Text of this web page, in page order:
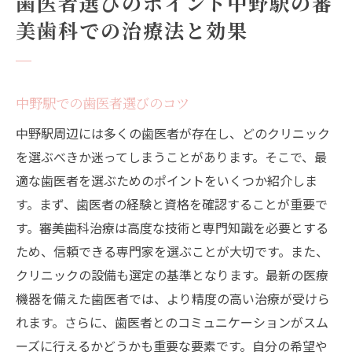
美歯科での治療法と効果
中野駅での歯医者選びのコツ
中野駅周辺には多くの歯医者が存在し、どのクリニック
を選ぶべきか迷ってしまうことがあります。そこで、最
適な歯医者を選ぶためのポイントをいくつか紹介しま
す。まず、歯医者の経験と資格を確認することが重要で
す。審美歯科治療は高度な技術と専門知識を必要とする
ため、信頼できる専門家を選ぶことが大切です。また、
クリニックの設備も選定の基準となります。最新の医療
機器を備えた歯医者では、より精度の高い治療が受けら
れます。さらに、歯医者とのコミュニケーションがスム
ーズに行えるかどうかも重要な要素です。自分の希望や